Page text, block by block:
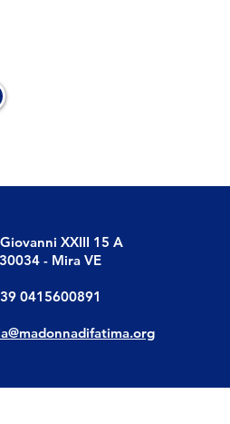
XXIII 15 A
30034 - Mira VE
0415600891